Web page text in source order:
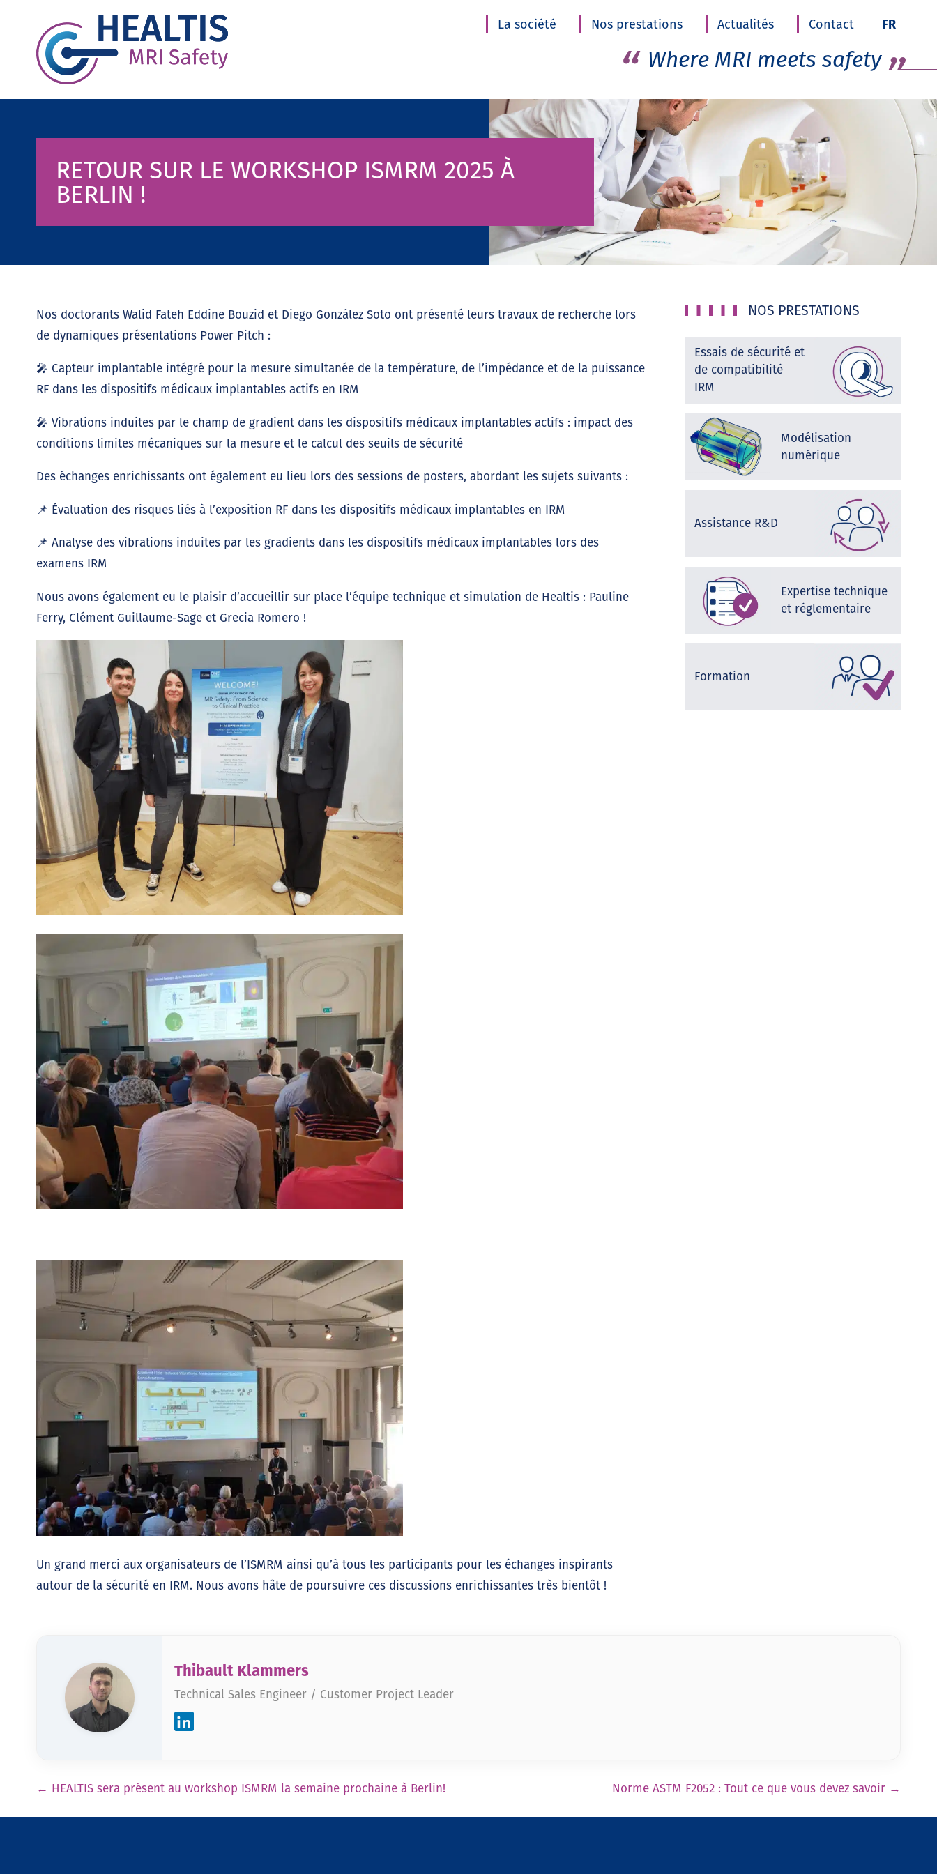
La société Nos prestations Actualités Contact FR
Where MRI meets safety
RETOUR SUR LE WORKSHOP ISMRM 2025 À
BERLIN !
Nos doctorants Walid Fateh Eddine Bouzid et Diego González Soto ont présenté leurs travaux de recherche lors
de dynamiques présentations Power Pitch :
🎤 Capteur implantable intégré pour la mesure simultanée de la température, de l’impédance et de la puissance
RF dans les dispositifs médicaux implantables actifs en IRM
🎤 Vibrations induites par le champ de gradient dans les dispositifs médicaux implantables actifs : impact des
conditions limites mécaniques sur la mesure et le calcul des seuils de sécurité
Des échanges enrichissants ont également eu lieu lors des sessions de posters, abordant les sujets suivants :
📌 Évaluation des risques liés à l’exposition RF dans les dispositifs médicaux implantables en IRM
📌 Analyse des vibrations induites par les gradients dans les dispositifs médicaux implantables lors des
examens IRM
Nous avons également eu le plaisir d’accueillir sur place l’équipe technique et simulation de Healtis : Pauline
Ferry, Clément Guillaume-Sage et Grecia Romero !
Un grand merci aux organisateurs de l’ISMRM ainsi qu’à tous les participants pour les échanges inspirants
autour de la sécurité en IRM. Nous avons hâte de poursuivre ces discussions enrichissantes très bientôt !
NOS PRESTATIONS
Essais de sécurité et
de compatibilité
IRM
Modélisation
numérique
Assistance R&D
Expertise technique
et réglementaire
Formation
Thibault Klammers
Technical Sales Engineer / Customer Project Leader
← HEALTIS sera présent au workshop ISMRM la semaine prochaine à Berlin! Norme ASTM F2052 : Tout ce que vous devez savoir →